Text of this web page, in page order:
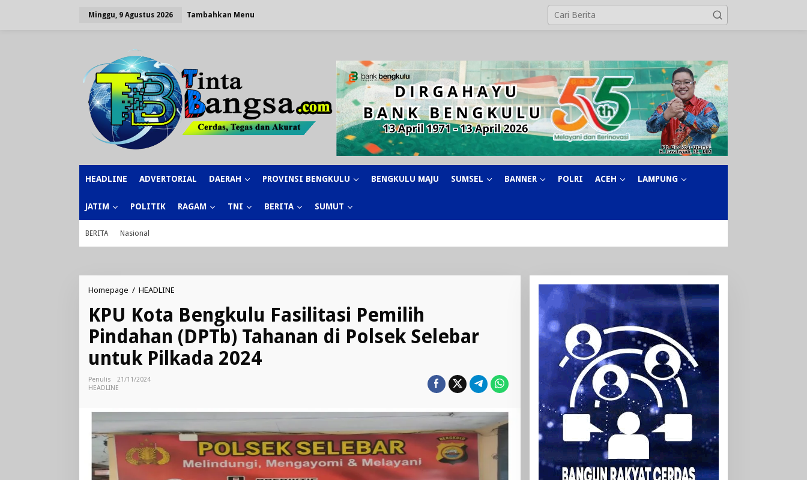
Minggu, 9 Agustus 2026 Tambahkan Menu
HEADLINE ADVERTORIAL DAERAH PROVINSI BENGKULU BENGKULU MAJU SUMSEL BANNER POLRI ACEH LAMPUNG
JATIM POLITIK RAGAM TNI BERITA SUMUT
BERITA Nasional
Homepage / HEADLINE
Bengkulu
Fasilitasi
Pemilih
Pindahan
(DPTb)
Tahanan
2024
KPU Kota Bengkulu Fasilitasi Pemilih
Pindahan (DPTb) Tahanan di Polsek Selebar
untuk Pilkada 2024
Penulis
21/11/2024
HEADLINE